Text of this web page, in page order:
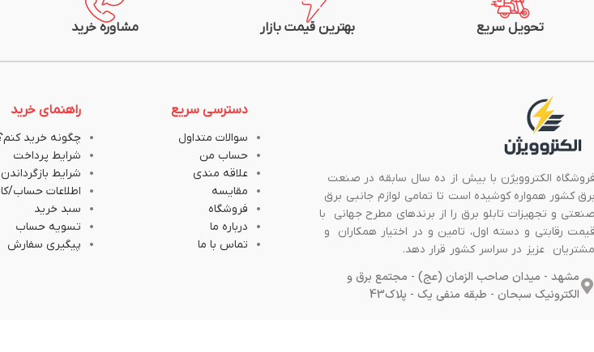
تحویل سریع بهترین قیمت بازار مشاوره خرید
الکتروویژن با بیش از ده سال سابقه در صنعت
کشور همواره کوشیده است تا تمامی لوازم جانبی برق
و تجهیزات تابلو برق را از برندهای مطرح جهانی با
رقابتی و دسته اول، تامین و در اختیار همکاران و
عزیز در سراسر کشور قرار دهد.
مشهد - میدان صاحب الزمان (عج) - مجتمع برق و
الکترونیک سبحان - طبقه منفی یک - پلاک43
دسترسی سریع
سوالات متداول
حساب من
علاقه مندی
مقایسه
فروشگاه
درباره ما
تماس با ما
راهنمای خرید
چگونه خرید
شرایط پرداخت
شرایط بازگرداندن
اطلاعات حساب/
سبد خرید
تسویه حساب
پیگیری سفارش